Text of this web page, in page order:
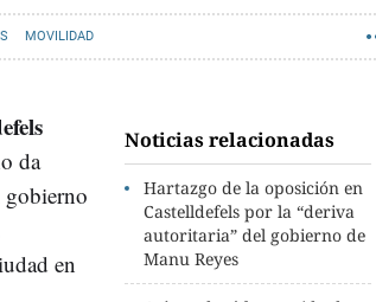
MOVILIDAD
Noticias relacionadas
Hartazgo de la oposición en
Castelldefels por la “deriva
autoritaria” del gobierno de
Manu Reyes
da
en